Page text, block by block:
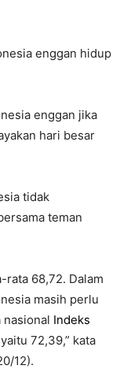
enggan hidup
enggan jika
hari besar
tidak
teman
rata 68,72. Dalam
masih perlu
Indeks
72,39,” kata
12).